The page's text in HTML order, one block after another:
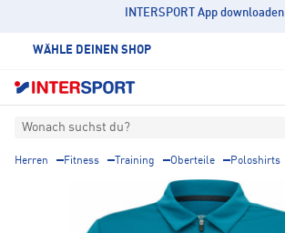
INTERSPORT App downloaden
WÄHLE DEINEN SHOP
Wonach suchst du?
Herren Fitness Training Oberteile Poloshirts